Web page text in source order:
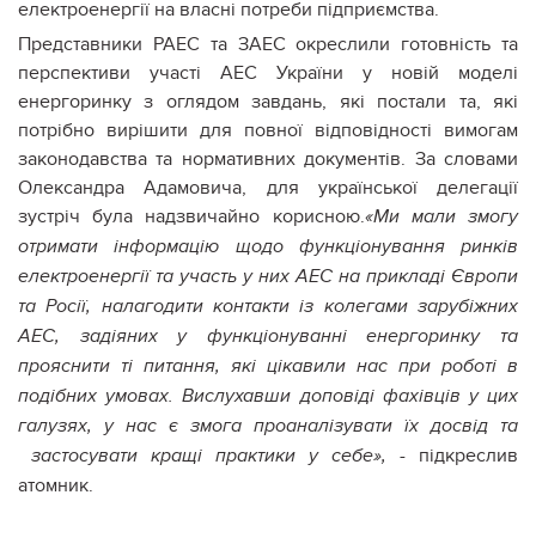
електроенергії на власні потреби підприємства.
Представники РАЕС та ЗАЕС окреслили готовність та
перспективи участі АЕС України у новій моделі
енергоринку з оглядом завдань, які постали та, які
потрібно вирішити для повної відповідності вимогам
законодавства та нормативних документів. За словами
Олександра Адамовича, для української делегації
зустріч була надзвичайно корисною.«Ми мали змогу
отримати інформацію щодо функціонування ринків
електроенергії та участь у них АЕС на прикладі Європи
та Росії, налагодити контакти із колегами зарубіжних
АЕС, задіяних у функціонуванні енергоринку та
прояснити ті питання, які цікавили нас при роботі в
подібних умовах. Вислухавши доповіді фахівців у цих
галузях, у нас є змога проаналізувати їх досвід та
застосувати кращі практики у себе», - підкреслив
атомник.